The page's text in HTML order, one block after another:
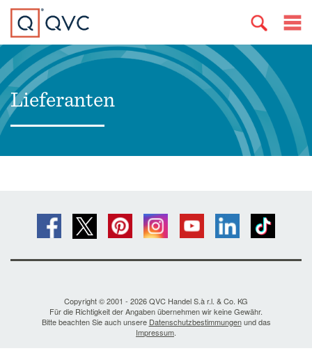
Lieferanten
Copyright © 2001 - 2026 QVC Handel S.à r.l. & Co. KG
Für die Richtigkeit der Angaben übernehmen wir keine Gewähr.
Bitte beachten Sie auch unsere Datenschutzbestimmungenund das
Impressum.